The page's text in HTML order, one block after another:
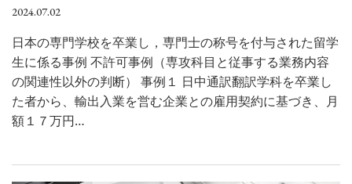
2024.07.02
日本の専門学校を卒業し，専門士の称号を付与された留学
生に係る事例 不許可事例（専攻科目と従事する業務内容
の関連性以外の判断） 事例１ 日中通訳翻訳学科を卒業し
た者から、輸出入業を営む企業との雇用契約に基づき、月
額１７万円…